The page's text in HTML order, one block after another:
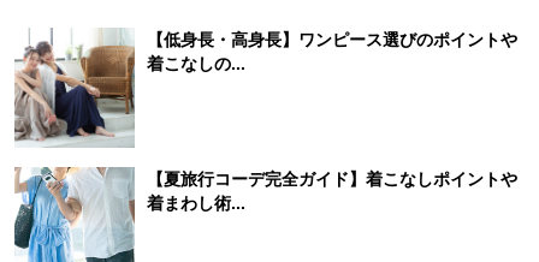
【低身長・高身長】ワンピース選びのポイントや
着こなしの...
【夏旅行コーデ完全ガイド】着こなしポイントや
着まわし術...